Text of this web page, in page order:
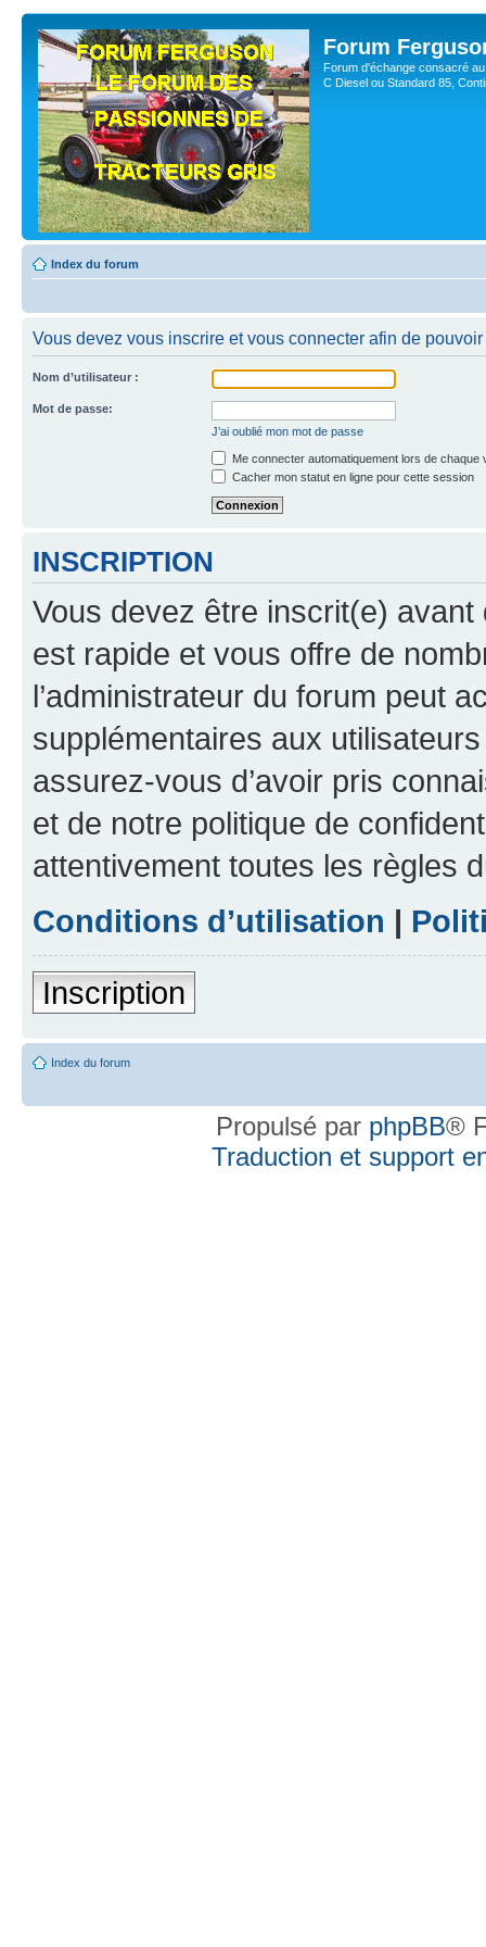
Forum
Forum d'échange consacré
C Diesel ou Standard 85,
Index du forum
Vous devez vous inscrire et vous connecter afin de
Nom d’utilisateur :
Mot de passe:
J’ai oublié mon mot de passe
Me connecter automatiquement lors de chaque
Cacher mon statut en ligne pour cette session
INSCRIPTION
Vous devez être inscrit(e) avant
est rapide et vous offre de
l’administrateur du forum peut
supplémentaires aux
assurez-vous d’avoir pris
et de notre politique de
attentivement toutes les règles
Conditions d’utilisation |
Inscription
Index du forum
Propulsé par phpBB®
Traduction et support